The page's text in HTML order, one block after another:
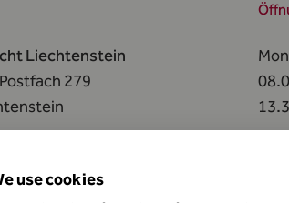
Liechtenstein
279
use cookies